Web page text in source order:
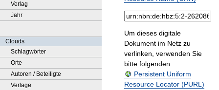
Verlag
Jahr
Clouds
Schlagwörter
Orte
Autoren / Beteiligte
Verlage
Um dieses digitale
Dokument im Netz zu
verlinken, verwenden Sie
bitte folgenden
Persistent Uniform
Resource Locator (PURL)